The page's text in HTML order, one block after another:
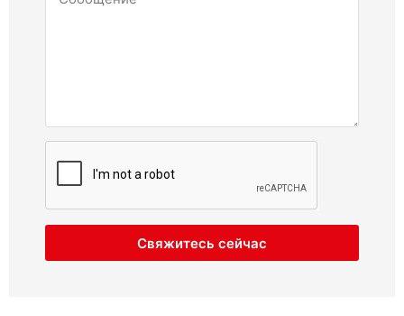
Свяжитесь сейчас